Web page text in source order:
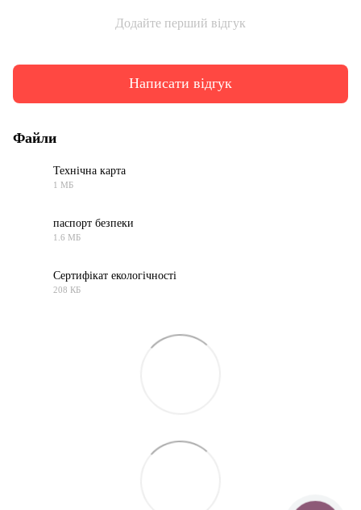
Додайте перший відгук
Написати відгук
Файли
Технічна карта
1 МБ
паспорт безпеки
1.6 МБ
Сертифікат екологічності
208 КБ